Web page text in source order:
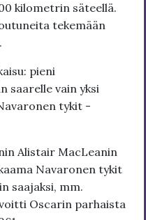
kilometrin säteellä.
tekemään
pieni
saarelle vain yksi
tykit -
Alistair MacLeanin
Navaronen tykit
saajaksi, mm.
Oscarin parhaista